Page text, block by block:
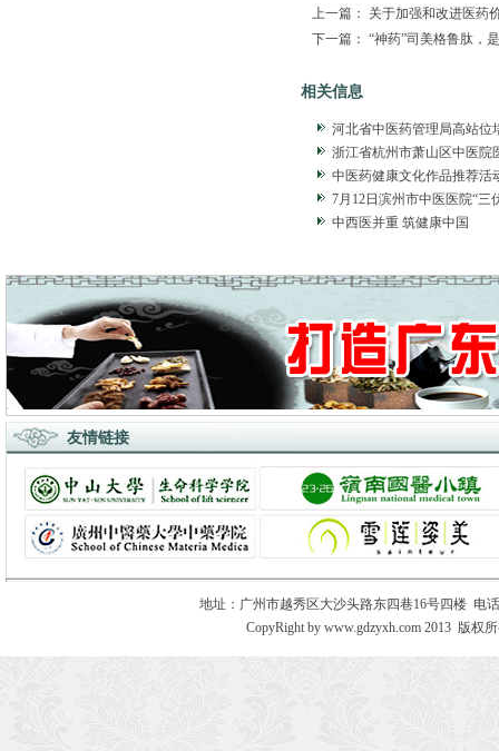
上一篇：
关于加强和改进医药
下一篇： “神药”司美格鲁肽，
相关信息
河北省中医药管理局高站位
浙江省杭州市萧山区中医院
中医药健康文化作品推荐活
7月12日滨州市中医医院“三
中西医并重 筑健康中国
友情链接
地址：广州市越秀区大沙头路东四巷16号四楼 电话
CopyRight by www.gdzyxh.com 2013 版